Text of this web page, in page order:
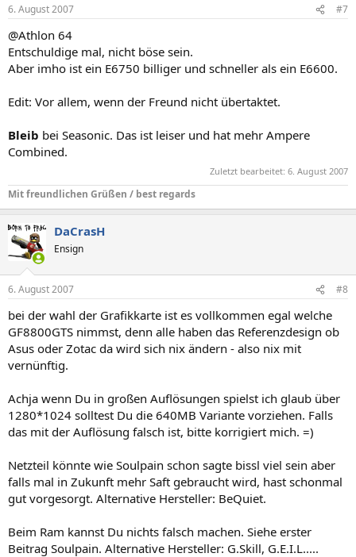
6. August 2007 #7
@Athlon 64
Entschuldige mal, nicht böse sein.
Aber imho ist ein E6750 billiger und schneller als ein E6600.
Edit: Vor allem, wenn der Freund nicht übertaktet.
Bleib bei Seasonic. Das ist leiser und hat mehr Ampere
Combined.
Zuletzt bearbeitet: 6. August 2007
Mit freundlichen Grüßen / best regards
DaCrasH
Ensign
6. August 2007 #8
bei der wahl der Grafikkarte ist es vollkommen egal welche
GF8800GTS nimmst, denn alle haben das Referenzdesign ob
Asus oder Zotac da wird sich nix ändern - also nix mit
vernünftig.
Achja wenn Du in großen Auflösungen spielst ich glaub über
1280*1024 solltest Du die 640MB Variante vorziehen. Falls
das mit der Auflösung falsch ist, bitte korrigiert mich. =)
Netzteil könnte wie Soulpain schon sagte bissl viel sein aber
falls mal in Zukunft mehr Saft gebraucht wird, hast schonmal
gut vorgesorgt. Alternative Hersteller: BeQuiet.
Beim Ram kannst Du nichts falsch machen. Siehe erster
Beitrag Soulpain. Alternative Hersteller: G.Skill, G.E.I.L.....